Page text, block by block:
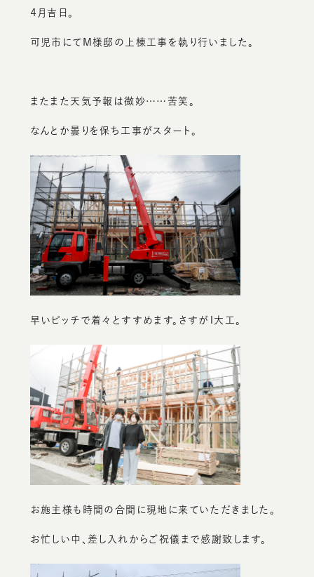
0120-706-764
［受付時間］ 10:00〜18:00
４月吉日。
可児市にてM様邸の上棟工事を執り行いました。
またまた天気予報は微妙……苦笑。
なんとか曇りを保ち工事がスタート。
早いピッチで着々とすすめます。さすがＩ大工。
お施主様も時間の合間に現地に来ていただきました。
お忙しい中、差し入れからご祝儀まで感謝致します。